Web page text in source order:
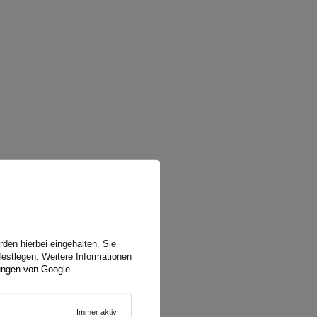
hierbei eingehalten. Sie
Weitere Informationen
von Google
Immer aktiv